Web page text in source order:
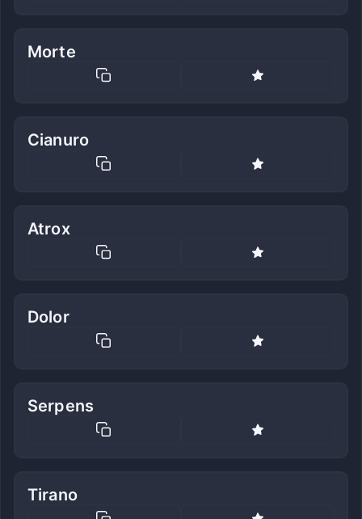
Morte
Cianuro
Atrox
Dolor
Serpens
Tirano